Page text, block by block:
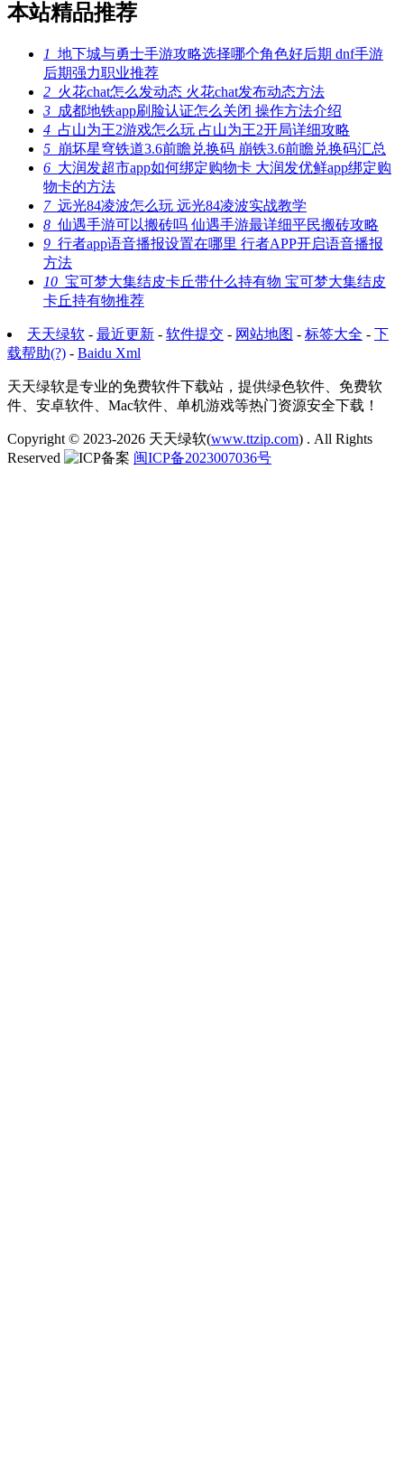
本站精品推荐
1 地下城与勇士手游攻略选择哪个角色好后期 dnf手游
后期强力职业推荐
2 火花chat怎么发动态 火花chat发布动态方法
3 成都地铁app刷脸认证怎么关闭 操作方法介绍
4 占山为王2游戏怎么玩 占山为王2开局详细攻略
5 崩坏星穹铁道3.6前瞻兑换码 崩铁3.6前瞻兑换码汇总
6 大润发超市app如何绑定购物卡 大润发优鲜app绑定购
物卡的方法
7远光84凌波怎么玩 远光84凌波实战教学
8 仙遇手游可以搬砖吗 仙遇手游最详细平民搬砖攻略
9 行者app语音播报设置在哪里 行者APP开启语音播报
方法
10 宝可梦大集结皮卡丘带什么持有物 宝可梦大集结皮
卡丘持有物推荐
天天绿软 - 最近更新 - 软件提交 - 网站地图 - 标签大全 - 下
载帮助(?) - Baidu Xml
天天绿软是专业的免费软件下载站，提供绿色软件、免费软
件、安卓软件、Mac软件、单机游戏等热门资源安全下载！
Copyright © 2023-2026 天天绿软(www.ttzip.com) . All Rights
Reserved
闽ICP备2023007036号